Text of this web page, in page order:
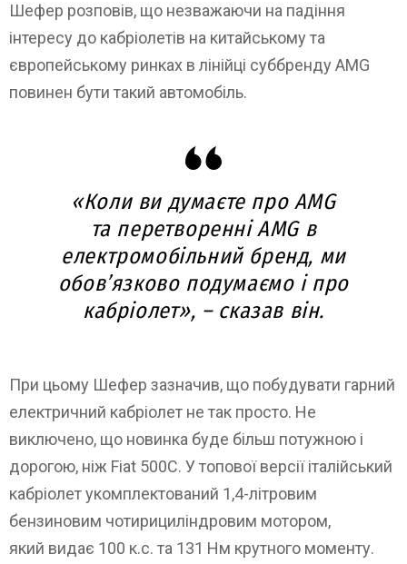
Шефер розповів, що незважаючи на падіння
інтересу до кабріолетів на китайському та
європейському ринках в лінійці суббренду AMG
повинен бути такий автомобіль.
«Коли ви думаєте про AMG
та перетворенні AMG в
електромобільний бренд, ми
обов’язково подумаємо і про
кабріолет», – сказав він.
При цьому Шефер зазначив, що побудувати гарний
електричний кабріолет не так просто. Не
виключено, що новинка буде більш потужною і
дорогою, ніж Fiat 500C. У топової версії італійський
кабріолет укомплектований 1,4-літровим
бензиновим чотирициліндровим мотором,
який видає 100 к.с. та 131 Нм крутного моменту.